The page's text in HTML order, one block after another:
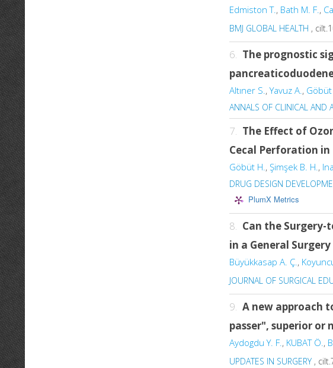
Edmiston T. , Bath M. F. ,
BMJ GLOBAL HEALTH ,
6.
The prognostic
Altıner S. ,Yavuz A. , Göbüt
ANNALS OF CLINICAL AND
7. The Effect of
Cecal Perforation
Göbüt H., Şimşek B. H.,
DRUG DESIGN
PlumX Metrics
8. Can the Surgery-
in a General
Büyükkasap A. Ç.,
JOURNAL OF SURGICAL
9. A new approach
passer", superior or
Aydogdu Y. F., KUBAT Ö.,
UPDATES IN SURGERY ,